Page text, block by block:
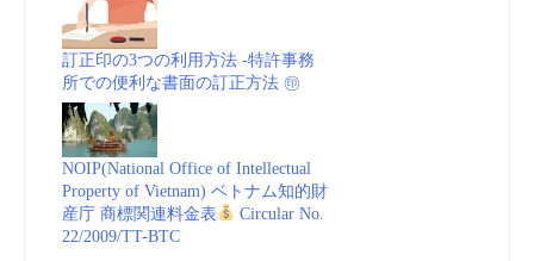
訂正印の3つの利用方法 -特許事務
所での便利な書面の訂正方法 ㊞
NOIP(National Office of Intellectual
Property of Vietnam) ベトナム知的財
産庁 商標関連料金表
Circular No.
22/2009/TT-BTC